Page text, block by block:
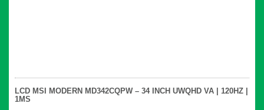
LCD MSI MODERN MD342CQPW – 34 INCH UWQHD VA | 120HZ |
1MS